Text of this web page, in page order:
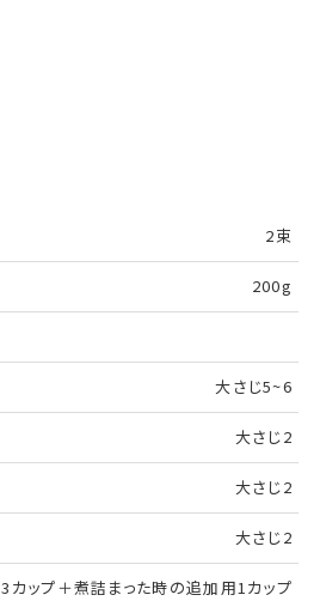
2束
200g
大さじ5~6
大さじ2
大さじ2
大さじ2
3カップ＋煮詰まった時の追加用1カップ